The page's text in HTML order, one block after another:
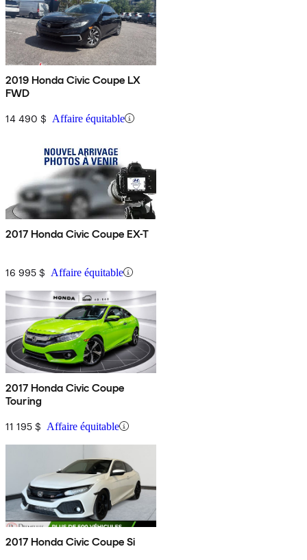
2019 Honda Civic Coupe LX
FWD
14 490 $ Affaire équitable
2017 Honda Civic Coupe EX-T
16 995 $ Affaire équitable
2017 Honda Civic Coupe
Touring
11 195 $ Affaire équitable
2017 Honda Civic Coupe Si